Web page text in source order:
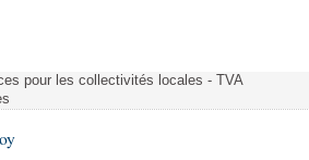
pour les collectivités locales - TVA